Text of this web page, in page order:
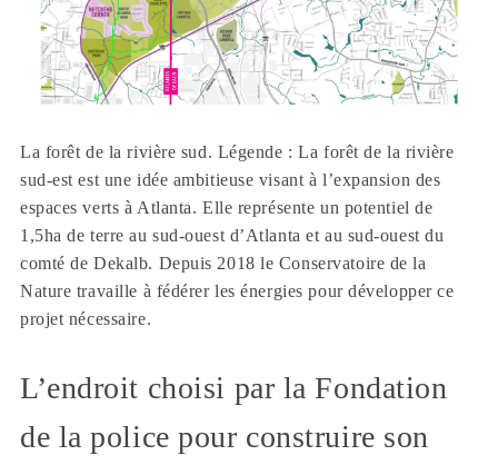
La forêt de la rivière sud. Légende : La forêt de la rivière
sud-est est une idée ambitieuse visant à l’expansion des
espaces verts à Atlanta. Elle représente un potentiel de
1,5ha de terre au sud-ouest d’Atlanta et au sud-ouest du
comté de Dekalb. Depuis 2018 le Conservatoire de la
Nature travaille à fédérer les énergies pour développer ce
projet nécessaire.
L’endroit choisi par la Fondation
de la police pour construire son